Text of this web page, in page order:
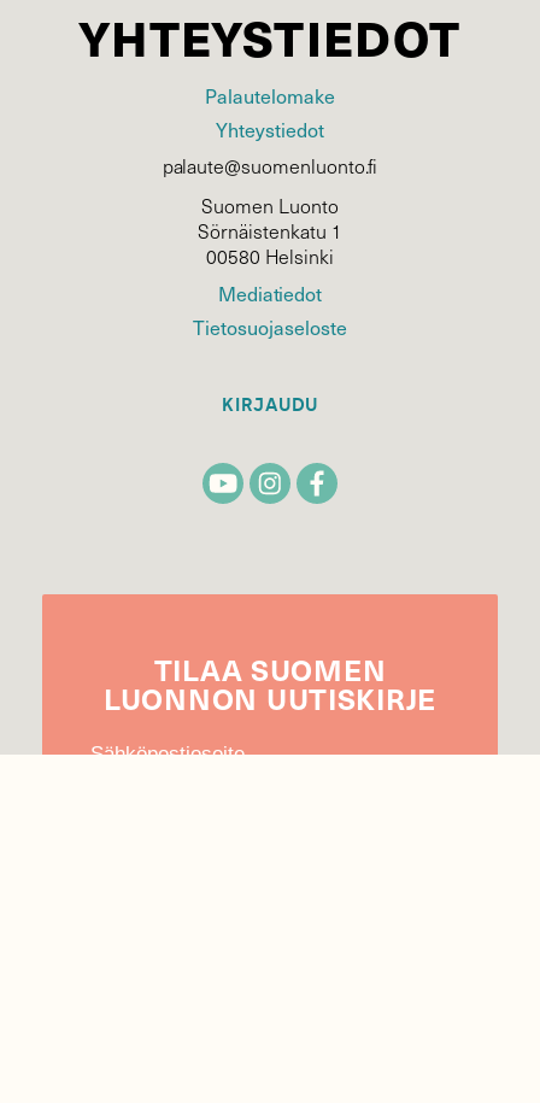
YHTEYSTIEDOT
Palautelomake
Yhteystiedot
palaute@suomenluonto.fi
Suomen Luonto
Sörnäistenkatu 1
00580 Helsinki
Mediatiedot
Tietosuojaseloste
KIRJAUDU
TILAA SUOMEN
LUONNON UUTIS­KIRJE
Sähköpostiosoite